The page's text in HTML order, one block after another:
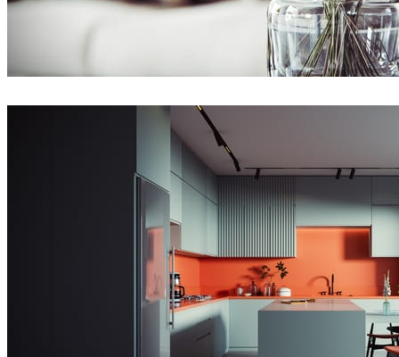
Diseño de Interiores